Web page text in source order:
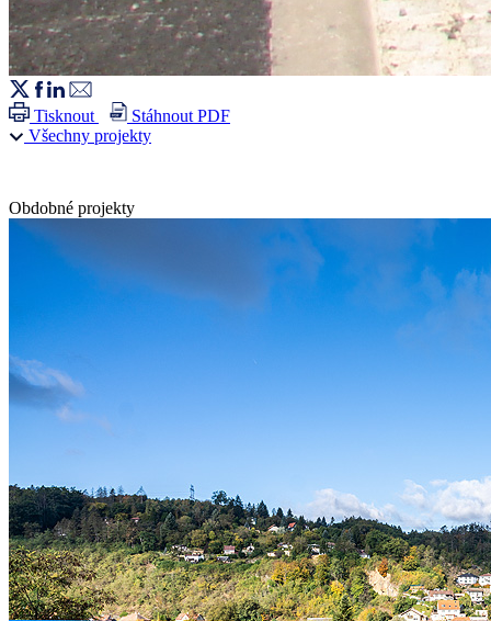
Tisknout
Stáhnout PDF
Všechny projekty
Obdobné projekty